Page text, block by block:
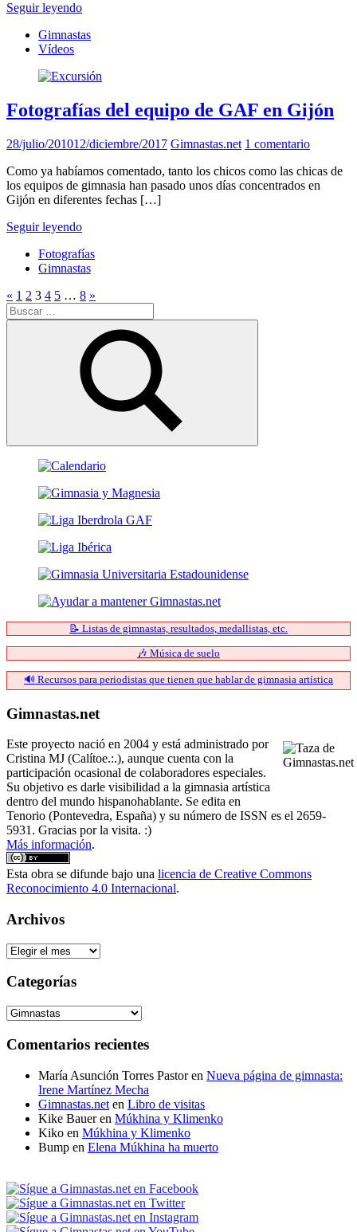
Seguir leyendo
Gimnastas
Vídeos
Fotografías del equipo de GAF en Gijón
28/julio/201012/diciembre/2017 Gimnastas.net 1 comentario
Como ya habíamos comentado, tanto los chicos como las chicas de
los equipos de gimnasia han pasado unos días concentrados en
Gijón en diferentes fechas […]
Seguir leyendo
Fotografías
Gimnastas
Paginación
de
« Entradas
anteriores
1 2 3 4 5 … 8 Siguientes
»
Buscar:
Buscar
📝 Listas de gimnastas, resultados, medallistas, etc.
🎶 Música de suelo
🔊 Recursos para periodistas que tienen que hablar de gimnasia artística
Gimnastas.net
Este proyecto nació en 2004 y está administrado por
Cristina MJ (Calítoe.:.), aunque cuenta con la
participación ocasional de colaboradores especiales.
Su objetivo es darle visibilidad a la gimnasia artística
dentro del mundo hispanohablante. Se edita en
Tenorio (Pontevedra, España) y su número de ISSN es el 2659-
5931. Gracias por la visita. :)
Más información.
Esta obra se difunde bajo una licencia de Creative Commons
Reconocimiento 4.0 Internacional.
Archivos
Archivos
Categorías
Categorías
Comentarios recientes
María Asunción Torres Pastoren Nueva página de gimnasta:
Irene Martínez Mecha
Gimnastas.net en Libro de visitas
Kike Baueren Múkhina y Klimenko
Kiko en Múkhina y Klimenko
Bump en Elena Múkhina ha muerto